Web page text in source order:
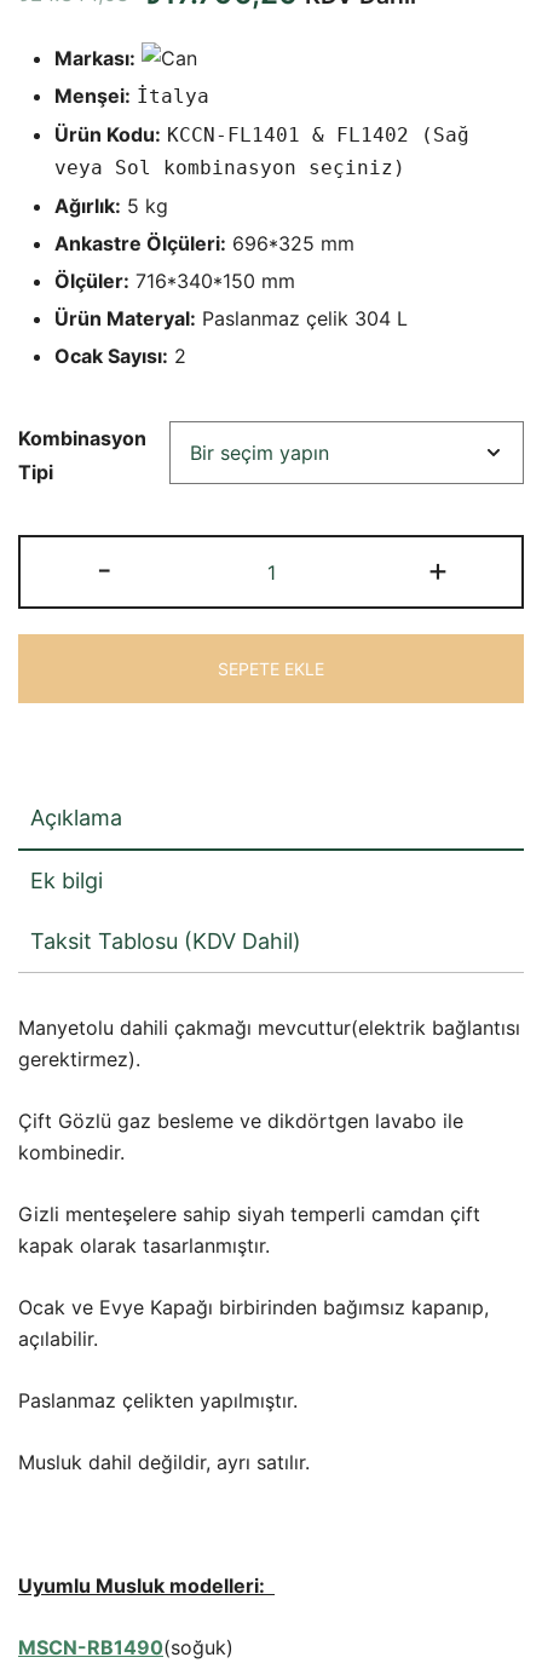
fiyat:
₺24.844,93.
₺17.790,20.
Markası:
Menşei: İtalya
Ürün Kodu: KCCN-FL1401 & FL1402 (Sağ
veya Sol kombinasyon seçiniz)
Ağırlık: 5 kg
Ankastre Ölçüleri: 696*325 mm
Ölçüler: 716*340*150 mm
Ürün Materyal: Paslanmaz çelik 304 L
Ocak Sayısı: 2
Kombinasyon
Tipi
-
Ankastre
Kombinasyonlu
KCCN-
FL1401
+
SEPETE EKLE
Açıklama
Ek bilgi
Taksit Tablosu (KDV Dahil)
Manyetolu dahili çakmağı mevcuttur(elektrik bağlantısı
gerektirmez).
Çift Gözlü gaz besleme ve dikdörtgen lavabo ile
kombinedir.
Gizli menteşelere sahip siyah temperli camdan çift
kapak olarak tasarlanmıştır.
Ocak ve Evye Kapağı birbirinden bağımsız kapanıp,
açılabilir.
Paslanmaz çelikten yapılmıştır.
Musluk dahil değildir, ayrı satılır.
Uyumlu Musluk modelleri:
MSCN-RB1490(soğuk)